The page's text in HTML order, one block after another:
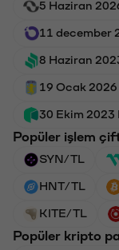
5 Haziran
11 december
8 Haziran
19 Ocak
30 Ekim 2023
Popüler işlem
SYN/TL
HNT/TL
KITE/TL
Popüler kripto